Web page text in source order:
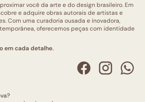
você da arte e do design brasileiro. Em
e adquire obras autorais de artistas e
Com uma curadoria ousada e inovadora,
oferecemos peças com identidade
em cada detalhe.